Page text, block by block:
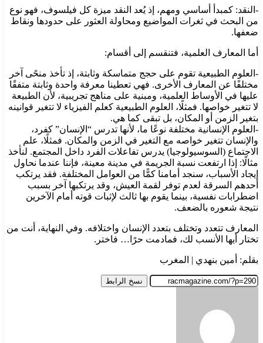
-النقد: كمبدأ أساسي ومهم، إذ يُعد النقد ميزة كل فيلسوف، فهو نوع
من البحث في ثغرات المواضيع ومحاولة العثور على حدودها ونقاط
ضعفها.
أما المعارف العلمية، فتنقسم إلى أقسام:
-العلوم الطبيعية تقوم على حجج متماسكة وثابتة، إذ تأخذ منحًى آخر
مختلفًا عن المعارف الأخرى. فهي تعطينا معرفة واحدة وثابتة متفقًا
عليها في الأوساط العلمية، ومبنية على مناهج تجريبية، لأن الطبيعة
لا تتغير خواصها. فمثلًا، العلوم الطبيعية كعلم الفيزياء لا تتغير قوانينه
بتغير الزمن أو المكان، بل تبقى كما هي.
-العلوم الإنسانية مختلفة نوعًا ما، لأنها تدرس “الإنسان” كفرد،
والإنسان تتغير خواصه مع التغير في الزمن والمكان. فمثلًا، علم
الاجتماع (السوسيولوجيا) يدرس تفاعلات الفرد داخل المجتمع. لنأخذ
مثالًا: إذا ارتفعت نسبة الجريمة في مدينة معينة، فإننا عندما نحاول
إيجاد الأسباب، سنجد أمامنا كمًّا من العوامل المختلفة. فقد يرتكب
أحدهم السرقة لعدم توفر لقمة العيش، وقد يرتكبها آخر بسبب
اضطرابات نفسية، بينما يقوم بها ثالث لإثبات قوته أمام الآخرين
نتيجة شعوره بالضعف.
المعارف تتعدد وتختلف بتعدد الإنسان واختلافه. وفي النهاية، أنت من
تختار أيها الأنسب لك، فمادمت حرًا… فاختر.
بقلم: أمين بنهدي | المغرب
نسخ الرابط